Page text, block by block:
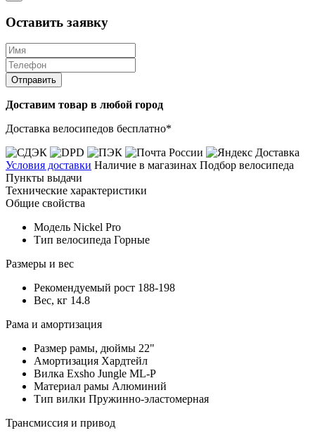
Оставить заявку
Отправить
Доставим товар в любой город
Доставка велосипедов бесплатно*
Условия доставки Наличие в магазинах Подбор велосипеда
Пункты выдачи
Технические характеристики
Общие свойства
Модель Nickel Pro
Тип велосипеда Горные
Размеры и вес
Рекомендуемый рост 188-198
Вес, кг 14.8
Рама и амортизация
Размер рамы, дюймы 22"
Амортизация Хардтейл
Вилка Exsho Jungle ML-P
Материал рамы Алюминий
Тип вилки Пружинно-эластомерная
Трансмиссия и привод